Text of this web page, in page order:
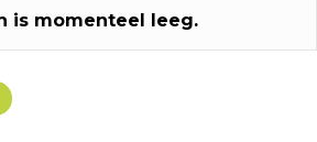
is momenteel leeg.